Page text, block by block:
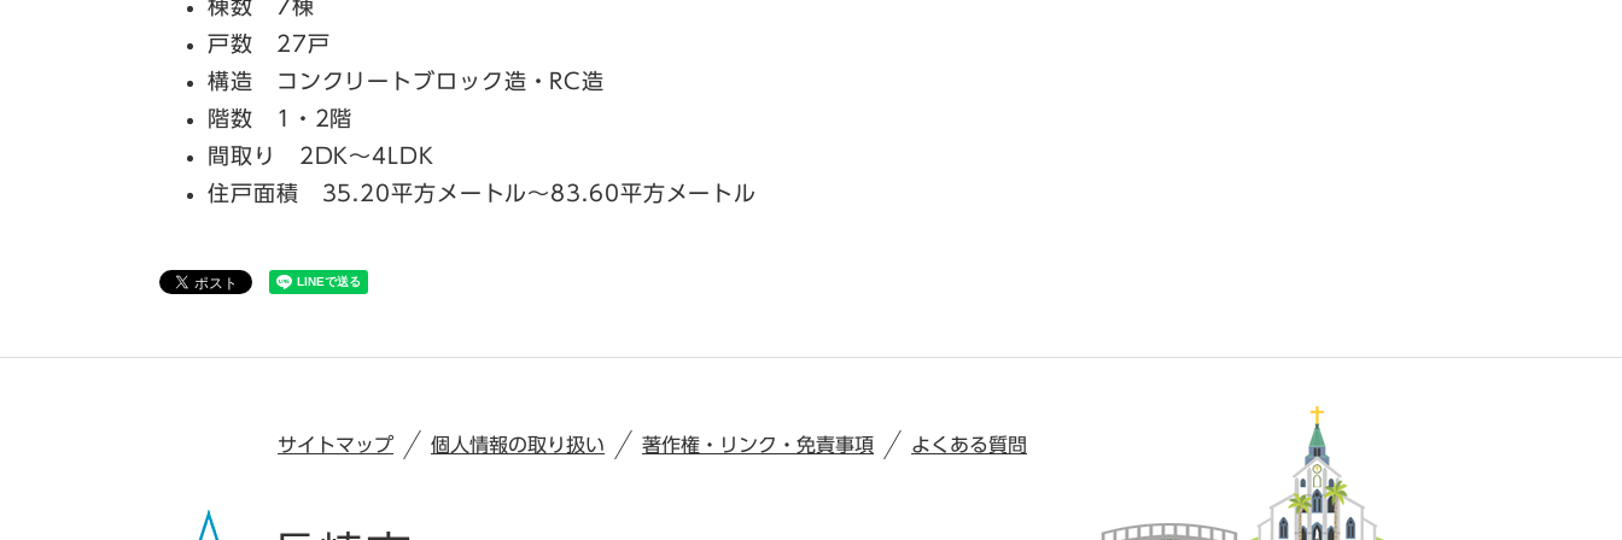
棟数 7棟
戸数 27戸
構造 コンクリートブロック造・RC造
階数 1・2階
間取り 2DK～4LDK
住戸面積 35.20平方メートル～83.60平方メートル
サイトマップ 個人情報の取り扱い 著作権・リンク・免責事項 よくある質問